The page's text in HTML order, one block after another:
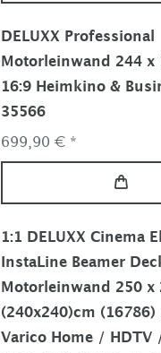
DELUXX Professional
Motorleinwand 244 x
16:9 Heimkino &
35566
699,90 € *
1:1 DELUXX Cinema
InstaLine Beamer
Motorleinwand 250 x
(240x240)cm (16786)
Varico Home / HDTV